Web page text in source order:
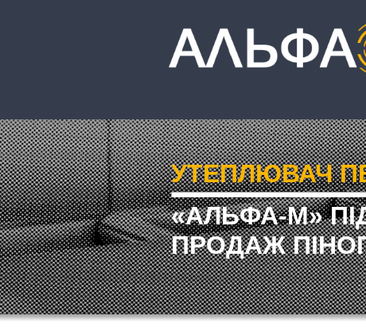
УТЕПЛЮВАЧ
«АЛЬФА-М»
ПРОДАЖ